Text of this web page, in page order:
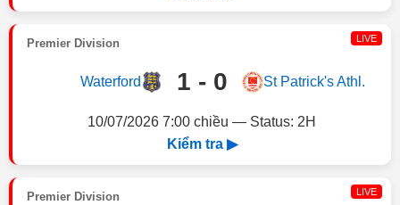
Premier Division LIVE
Waterford 1 - 0 St Patrick's Athl.
10/07/2026 7:00 chiều — Status: 2H
Kiểm tra ▶
Premier Division LIVE